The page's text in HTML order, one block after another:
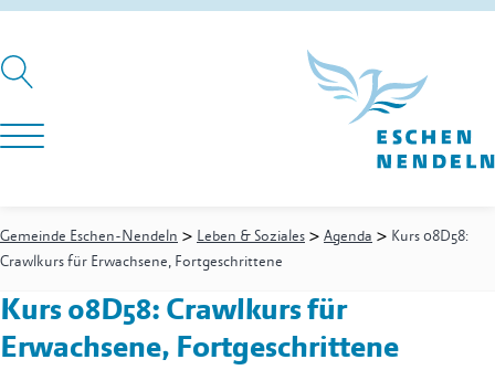
Gemeinde Eschen-Nendeln > Leben & Soziales > Agenda > Kurs 08D58:
Crawlkurs für Erwachsene, Fortgeschrittene
Kurs 08D58: Crawlkurs für
Erwachsene, Fortgeschrittene